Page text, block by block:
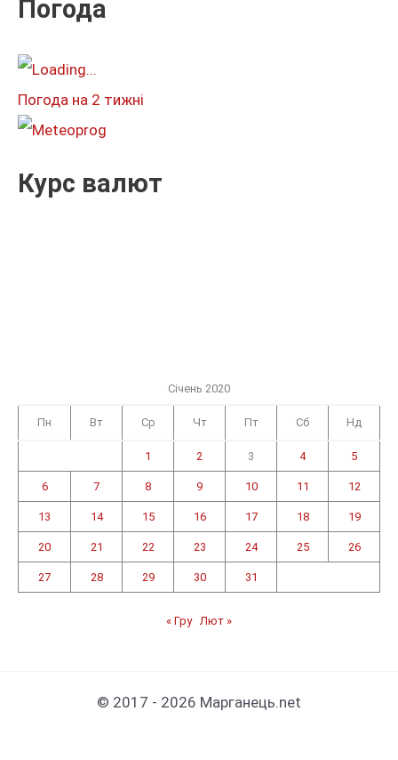
т
:
Погода
Погода на 2 тижні
Курс валют
Січень 2020
Пн Вт Ср Чт Пт Сб Нд
1 2 3 4 5
6 7 8 9 10 11 12
13 14 15 16 17 18 19
20 21 22 23 24 25 26
27 28 29 30 31
« Гру Лют »
© 2017 - 2026 Марганець.net